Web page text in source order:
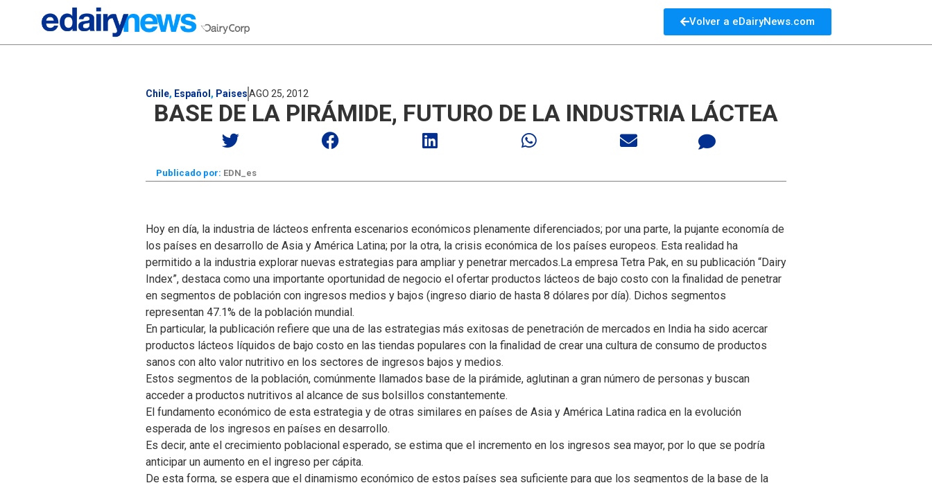
Volver a eDairyNews.com
Chile, Español , PaisesAGO 25, 2012
BASE DE LA PIRÁMIDE, FUTURO DE LA INDUSTRIA LÁCTEA
Publicado por: EDN_es
Hoy en día, la industria de lácteos enfrenta escenarios económicos plenamente diferenciados; por una parte, la pujante economía de
los países en desarrollo de Asia y América Latina; por la otra, la crisis económica de los países europeos. Esta realidad ha
permitido a la industria explorar nuevas estrategias para ampliar y penetrar mercados.La empresa Tetra Pak, en su publicación “Dairy
Index”, destaca como una importante oportunidad de negocio el ofertar productos lácteos de bajo costo con la finalidad de penetrar
en segmentos de población con ingresos medios y bajos (ingreso diario de hasta 8 dólares por día). Dichos segmentos
representan 47.1% de la población mundial.
En particular, la publicación refiere que una de las estrategias más exitosas de penetración de mercados en India ha sido acercar
productos lácteos líquidos de bajo costo en las tiendas populares con la finalidad de crear una cultura de consumo de productos
sanos con alto valor nutritivo en los sectores de ingresos bajos y medios.
Estos segmentos de la población, comúnmente llamados base de la pirámide, aglutinan a gran número de personas y buscan
acceder a productos nutritivos al alcance de sus bolsillos constantemente.
El fundamento económico de esta estrategia y de otras similares en países de Asia y América Latina radica en la evolución
esperada de los ingresos en países en desarrollo.
Es decir, ante el crecimiento poblacional esperado, se estima que el incremento en los ingresos sea mayor, por lo que se podría
anticipar un aumento en el ingreso per cápita.
De esta forma, se espera que el dinamismo económico de estos países sea suficiente para que los segmentos de la base de la